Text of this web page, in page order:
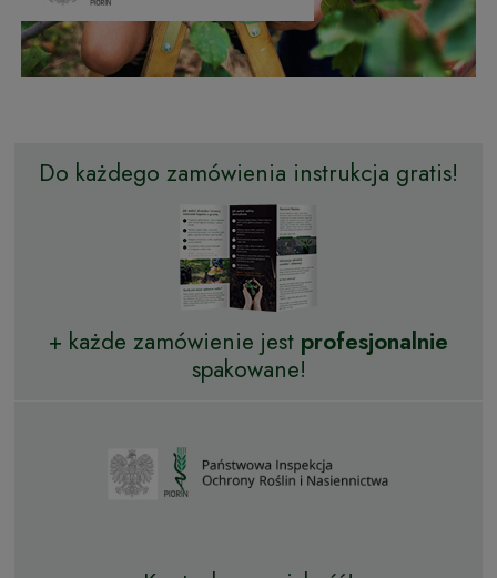
Do każdego zamówienia instrukcja gratis!
+ każde zamówienie jest profesjonalnie
spakowane!